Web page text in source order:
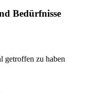
Bedürfnisse
getroffen zu haben